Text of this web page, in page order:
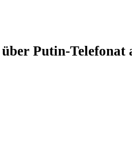
Putin-Telefonat